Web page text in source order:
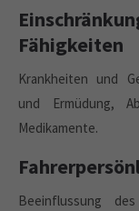
Fähigkeiten
Krankheiten und
und Ermüdung,
Medikamente.
Beeinflussung